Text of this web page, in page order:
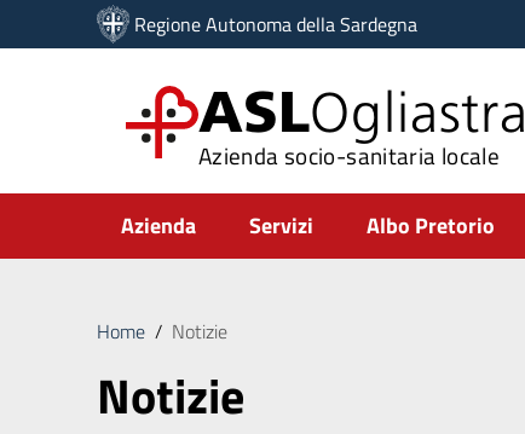
Vai ai contenuti
Vai al menu di navigazione
Regione Autonoma della Sardegna
ASLOgliastra
Azienda socio-sanitaria locale
Submenu
Azienda Servizi Albo Pretorio
Home / Notizie
Notizie